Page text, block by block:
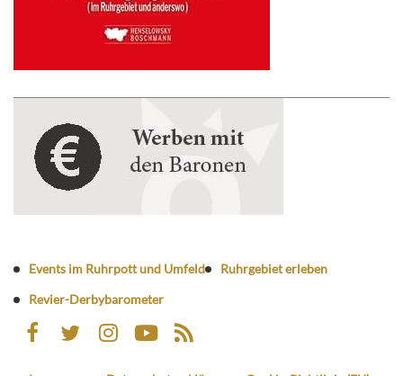
Events im Ruhrpott und Umfeld
Ruhrgebiet erleben
Revier-Derbybarometer